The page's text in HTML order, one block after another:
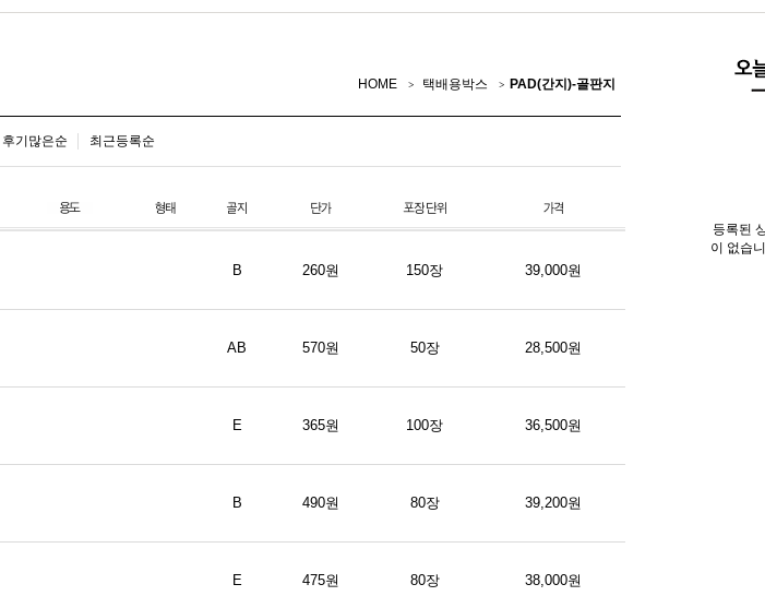
HOME 택배용박스 PAD(간지)-골판지
후기많은순 최근등록순
B 260원 150장 39,000원
AB 570원 50장 28,500원
E 365원 100장 36,500원
B 490원 80장 39,200원
E 475원 80장 38,000원
등록된
이 없습